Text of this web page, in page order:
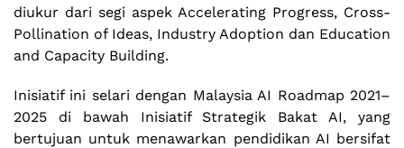
diukur dari segi aspek Accelerating Progress, Cross-
Pollination of Ideas, Industry Adoption dan Education
and Capacity Building.
Inisiatif ini selari dengan Malaysia AI Roadmap 2021–
2025 di bawah Inisiatif Strategik Bakat AI, yang
bertujuan untuk menawarkan pendidikan AI bersifat